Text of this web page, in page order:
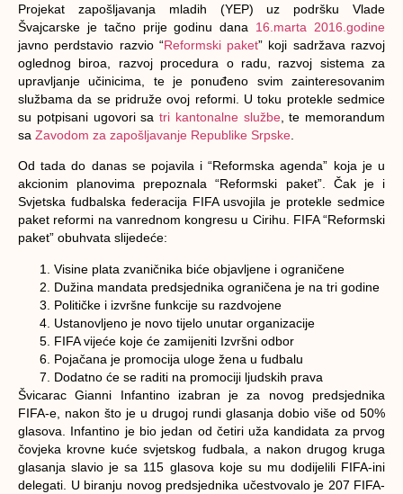
Projekat zapošljavanja mladih (YEP) uz podršku Vlade
Švajcarske je tačno prije godinu dana 16.marta 2016.godine
javno perdstavio razvio “Reformski paket” koji sadržava razvoj
oglednog biroa, razvoj procedura o radu, razvoj sistema za
upravljanje učinicima, te je ponuđeno svim zainteresovanim
službama da se pridruže ovoj reformi. U toku protekle sedmice
su potpisani ugovori sa tri kantonalne službe, te memorandum
sa Zavodom za zapošljavanje Republike Srpske
Od tada do danas se pojavila i “Reformska agenda” koja je u
akcionim planovima prepoznala “Reformski paket”. Čak je i
Svjetska fudbalska federacija FIFA usvojila je protekle sedmice
paket reformi na vanrednom kongresu u Cirihu. FIFA “Reformski
paket” obuhvata slijedeće:
Visine plata zvaničnika biće objavljene i ograničene
Dužina mandata predsjednika ograničena je na tri godine
Političke i izvršne funkcije su razdvojene
Ustanovljeno je novo tijelo unutar organizacije
FIFA vijeće koje će zamijeniti Izvršni odbor
Pojačana je promocija uloge žena u fudbalu
Dodatno će se raditi na promociji ljudskih prava
Švicarac Gianni Infantino izabran je za novog predsjednika
FIFA-e, nakon što je u drugoj rundi glasanja dobio više od 50%
glasova. Infantino je bio jedan od četiri uža kandidata za prvog
čovjeka krovne kuće svjetskog fudbala, a nakon drugog kruga
glasanja slavio je sa 115 glasova koje su mu dodijelili FIFA-ini
delegati. U biranju novog predsjednika učestvovalo je 207 FIFA-